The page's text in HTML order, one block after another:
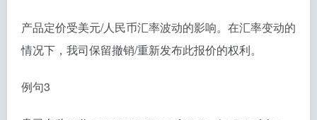
产品定价受美元/人民币汇率波动的影响。在汇率变动的
情况下，我司保留撤销/重新发布此报价的权利。
例句3